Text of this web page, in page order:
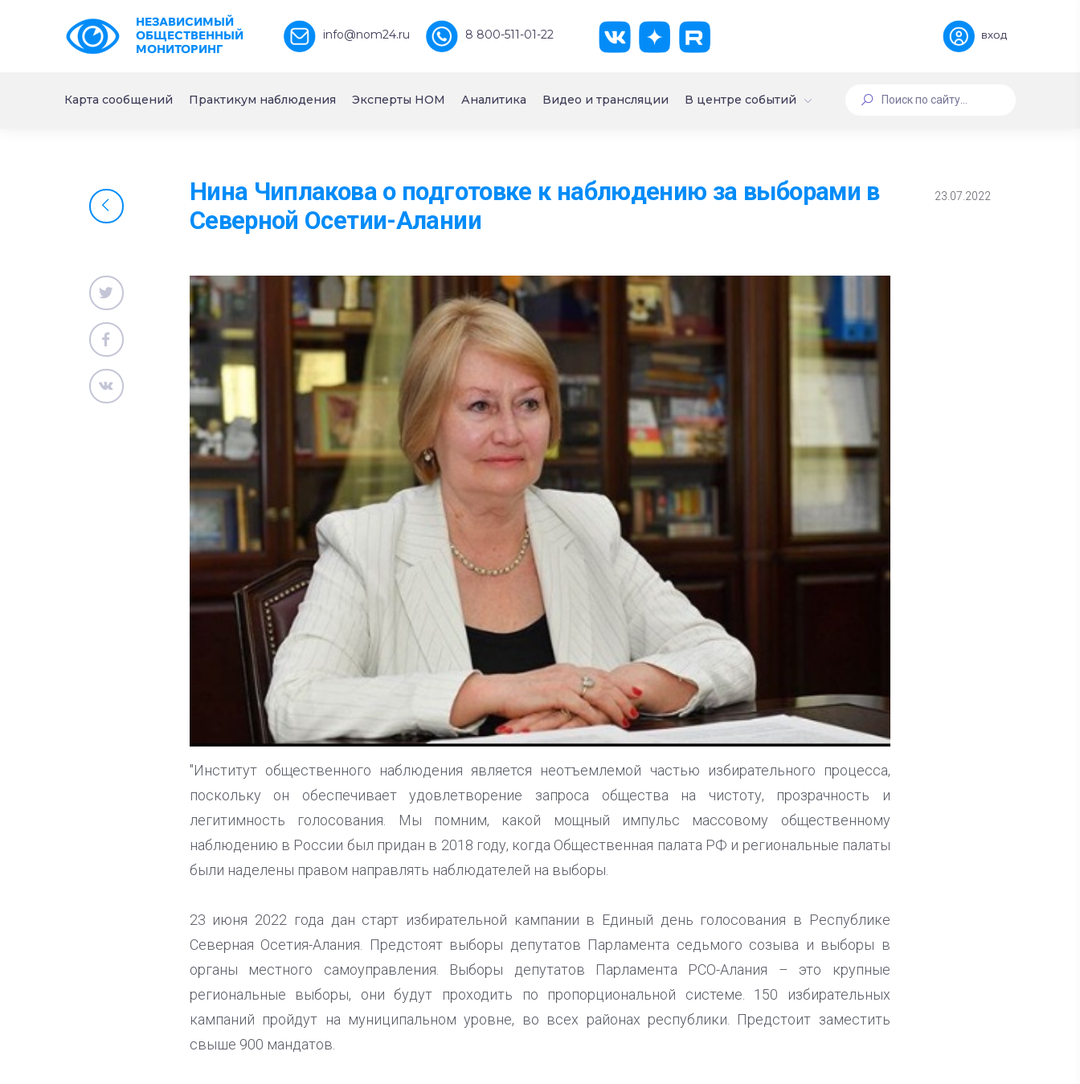
НЕЗАВИСИМЫЙ
ОБЩЕСТВЕННЫЙ
МОНИТОРИНГ
info@nom24.ru 8 800-511-01-22 вход
Карта сообщений Практикум наблюдения Эксперты НОМ Аналитика Видео и трансляции В центре событий
Нина Чиплакова о подготовке к наблюдению за выборами в
Северной Осетии-Алании
23.07.2022
"Институт общественного наблюдения является неотъемлемой частью избирательного процесса,
поскольку он обеспечивает удовлетворение запроса общества на чистоту, прозрачность и
легитимность голосования. Мы помним, какой мощный импульс массовому общественному
наблюдению в России был придан в 2018 году, когда Общественная палата РФ и региональные палаты
были наделены правом направлять наблюдателей на выборы.
23 июня 2022 года дан старт избирательной кампании в Единый день голосования в Республике
Северная Осетия-Алания. Предстоят выборы депутатов Парламента седьмого созыва и выборы в
органы местного самоуправления. Выборы депутатов Парламента РСО-Алания – это крупные
региональные выборы, они будут проходить по пропорциональной системе. 150 избирательных
кампаний пройдут на муниципальном уровне, во всех районах республики. Предстоит заместить
свыше 900 мандатов.